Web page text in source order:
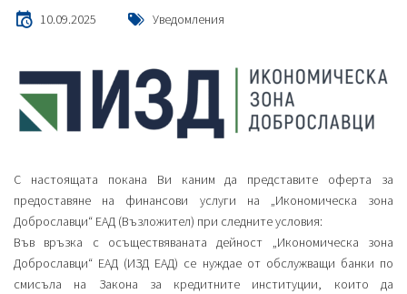
10.09.2025 Уведомления
С настоящата покана Ви каним да представите оферта за
предоставяне на финансови услуги на „Икономическа зона
Доброславци“ ЕАД (Възложител) при следните условия:
Във връзка с осъществяваната дейност „Икономическа зона
Доброславци“ ЕАД (ИЗД ЕАД) се нуждае от обслужващи банки по
смисъла на Закона за кредитните институции, които да